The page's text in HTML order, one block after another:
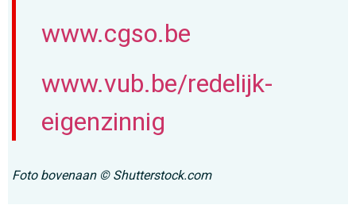
www.cgso.be
www.vub.be/redelijk-
eigenzinnig
Foto bovenaan © Shutterstock.com